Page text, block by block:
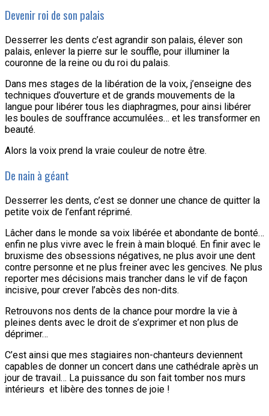
Devenir roi de son palais
Desserrer les dents c’est agrandir son palais, élever son
palais, enlever la pierre sur le souffle, pour illuminer la
couronne de la reine ou du roi du palais.
Dans mes stages de la libération de la voix, j’enseigne des
techniques d’ouverture et de grands mouvements de la
langue pour libérer tous les diaphragmes, pour ainsi libérer
les boules de souffrance accumulées… et les transformer en
beauté.
Alors la voix prend la vraie couleur de notre être.
De nain à géant
Desserrer les dents, c’est se donner une chance de quitter la
petite voix de l’enfant réprimé.
Lâcher dans le monde sa voix libérée et abondante de bonté…
enfin ne plus vivre avec le frein à main bloqué. En finir avec le
bruxisme des obsessions négatives, ne plus avoir une dent
contre personne et ne plus freiner avec les gencives. Ne plus
reporter mes décisions mais trancher dans le vif de façon
incisive, pour crever l’abcès des non-dits.
Retrouvons nos dents de la chance pour mordre la vie à
pleines dents avec le droit de s’exprimer et non plus de
déprimer…
C’est ainsi que mes stagiaires non-chanteurs deviennent
capables de donner un concert dans une cathédrale après un
jour de travail… La puissance du son fait tomber nos murs
intérieurs et libère des tonnes de joie !